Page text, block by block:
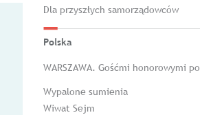
Dla przyszłych samorządowców
Polska
WARSZAWA. Gośćmi honorowymi po
Wypalone sumienia
Wiwat Sejm